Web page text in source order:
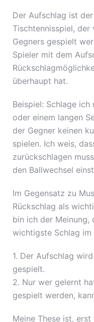
Der Aufschlag ist
Tischtennisspiel, der
Gegners gespielt
Spieler mit dem
überhaupt hat.
Beispiel: Schlage
oder einem langen
der Gegner keinen
spielen. Ich weis,
zurückschlagen
den Ballwechsel
Im Gegensatz zu
Rückschlag als
bin ich der Meinung,
wichtigste Schlag im
1. Der Aufschlag
gespielt.
2. Nur wer gelernt
gespielt werden,
Meine These ist,